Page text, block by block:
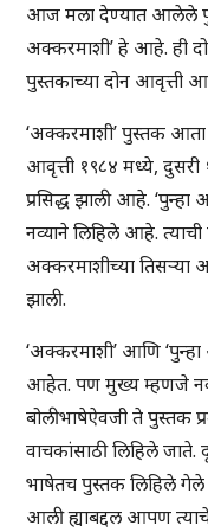
आज मला देण्यात आलेले
अक्करमाशी’ हे आहे. ही
पुस्तकाच्या दोन आवृत्ती
‘अक्करमाशी’ पुस्तक
आवृत्ती १९८४ मध्ये,
प्रसिद्ध झाली आहे.
नव्याने लिहिले आहे.
अक्करमाशीच्या तिसऱ्या
झाली.
‘अक्करमाशी’ आणि
आहेत. पण मुख्य म्हणजे
बोलीभाषेऐवजी ते पुस्तक
वाचकांसाठी लिहिले
भाषेतच पुस्तक लिहिले गेले
आली ह्याबद्दल आपण